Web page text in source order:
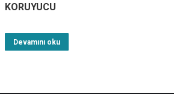
KORUYUCU
Devamını oku